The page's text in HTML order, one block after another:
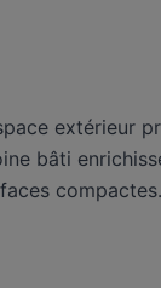
extérieur
bâti